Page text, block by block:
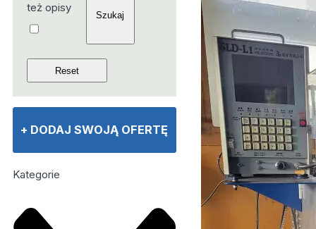
też opisy
+ DODAJ SWOJĄ OFERTĘ
Kategorie